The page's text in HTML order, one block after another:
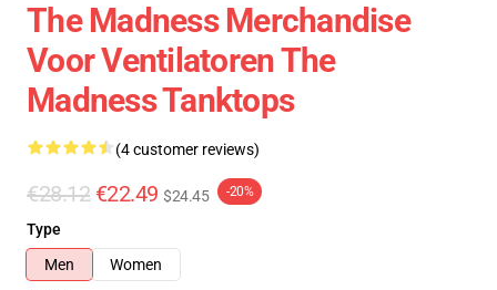
The Madness Merchandise
Voor Ventilatoren The
Madness Tanktops
(4 customer reviews)
€28.12 €22.49 $24.45 -20%
Type
Men
Women